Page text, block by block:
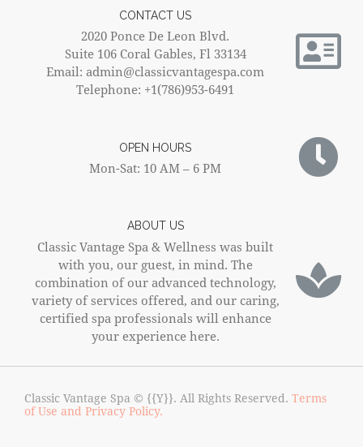
ABOUT US
Classic Vantage Spa & Wellness was built
with you, our guest, in mind. The
combination of our advanced technology,
variety of services offered, and our caring,
certified spa professionals will enhance
your experience here.
OPEN HOURS
Mon-Sat: 10 AM – 6 PM
CONTACT US
2020 Ponce De Leon Blvd.
Suite 106 Coral Gables, Fl 33134
Email: admin@classicvantagespa.com
Telephone: +1(786)953-6491
Classic Vantage Spa © {{Y}}. All Rights Reserved. Terms
of Use and Privacy Policy.